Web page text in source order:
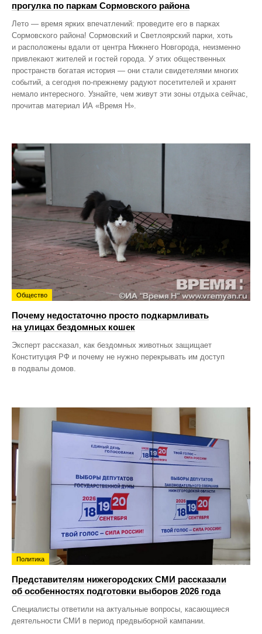
прогулка по паркам Сормовского района
Лето — время ярких впечатлений: проведите его в парках
Сормовского района! Сормовский и Светлоярский парки, хоть
и расположены вдали от центра Нижнего Новгорода, неизменно
привлекают жителей и гостей города. У этих общественных
пространств богатая история — они стали свидетелями многих
событий, а сегодня по‑прежнему радуют посетителей и хранят
немало интересного. Узнайте, чем живут эти зоны отдыха сейчас,
прочитав материал ИА «Время Н».
Общество
Почему недостаточно просто подкармливать
на улицах бездомных кошек
Эксперт рассказал, как бездомных животных защищает
Конституция РФ и почему не нужно перекрывать им доступ
в подвалы домов.
Политика
Представителям нижегородских СМИ рассказали
об особенностях подготовки выборов 2026 года
Специалисты ответили на актуальные вопросы, касающиеся
деятельности СМИ в период предвыборной кампании.